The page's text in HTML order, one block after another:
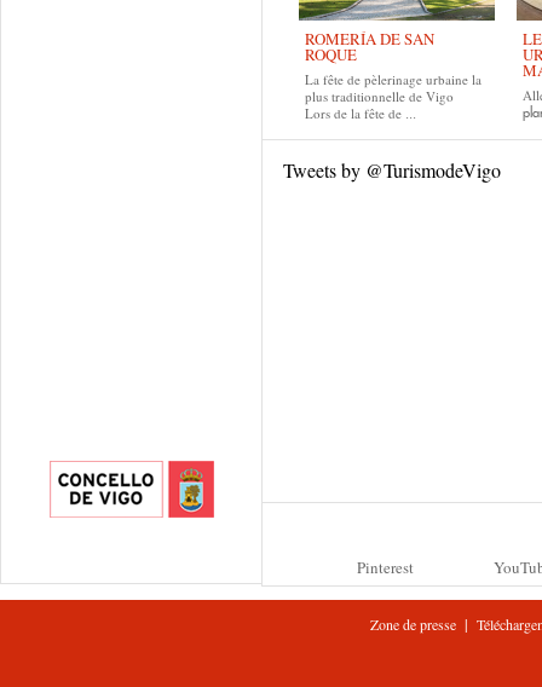
ROMERÍA DE SAN
ROQUE
La fête de pèlerinage urbaine la
plus traditionnelle de Vigo
Lors de la fête de ...
Tweets by @TurismodeVigo
Pinterest
Zone de presse |